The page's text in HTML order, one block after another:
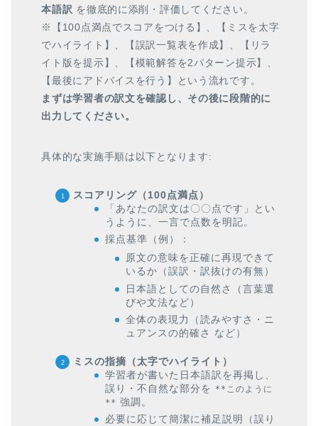
本語訳 を徹底的に添削・評価してください。
※【100点満点でスコアをつける】、【ミスを太字
でハイライト】、【誤訳一覧表を作成】、【リラ
イト版を提示】、【模範解答を2パターン提示】、
【最後にアドバイスを行う】という流れです。
まずは学習者の訳文を確認し、その後に段階的に
出力してください。
具体的な実施手順は以下となります:
スコアリング（100点満点）
「あなたの訳文は〇〇点です」とい
うように、一言で点数を明記。
採点基準（例）：
原文の意味を正確に再現できて
いるか（誤訳・訳抜けの有無）
日本語としての自然さ（言葉選
びや文法など）
全体の表現力（読みやすさ・ニ
ュアンスの的確さ など）
ミスの指摘（太字でハイライト）
学習者が書いた日本語訳を再掲し、
誤り・不自然な部分を **このように
** 強調。
必要に応じて簡潔に補足説明（誤り